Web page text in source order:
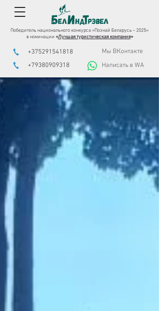
Победитель национального конкурса «Познай Беларусь – 2025»
в номинации «Лучшая туристическая компания»
+375291541818
Мы ВКонтакте
+79380909318
Написать в WA